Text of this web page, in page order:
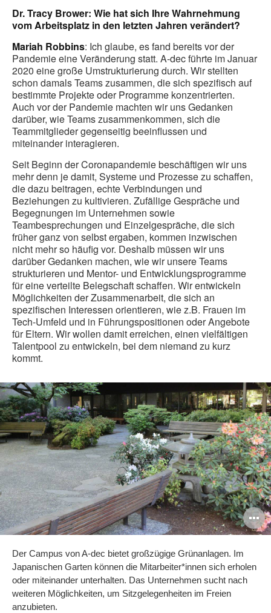
Dr. Tracy Brower: Wie hat sich Ihre Wahrnehmung
vom Arbeitsplatz in den letzten Jahren verändert?
Mariah Robbins: Ich glaube, es fand bereits vor der
Pandemie eine Veränderung statt. A-dec führte im Januar
2020 eine große Umstrukturierung durch. Wir stellten
schon damals Teams zusammen, die sich spezifisch auf
bestimmte Projekte oder Programme konzentrierten.
Auch vor der Pandemie machten wir uns Gedanken
darüber, wie Teams zusammenkommen, sich die
Teammitglieder gegenseitig beeinflussen und
miteinander interagieren.
Seit Beginn der Coronapandemie beschäftigen wir uns
mehr denn je damit, Systeme und Prozesse zu schaffen,
die dazu beitragen, echte Verbindungen und
Beziehungen zu kultivieren. Zufällige Gespräche und
Begegnungen im Unternehmen sowie
Teambesprechungen und Einzelgespräche, die sich
früher ganz von selbst ergaben, kommen inzwischen
nicht mehr so häufig vor. Deshalb müssen wir uns
darüber Gedanken machen, wie wir unsere Teams
strukturieren und Mentor- und Entwicklungsprogramme
für eine verteilte Belegschaft schaffen. Wir entwickeln
Möglichkeiten der Zusammenarbeit, die sich an
spezifischen Interessen orientieren, wie z.B. Frauen im
Tech-Umfeld und in Führungspositionen oder Angebote
für Eltern. Wir wollen damit erreichen, einen vielfältigen
Talentpool zu entwickeln, bei dem niemand zu kurz
kommt.
Der Campus von A-dec bietet großzügige Grünanlagen. Im
Japanischen Garten können die Mitarbeiter*innen sich erholen
oder miteinander unterhalten. Das Unternehmen sucht nach
weiteren Möglichkeiten, um Sitzgelegenheiten im Freien
anzubieten.